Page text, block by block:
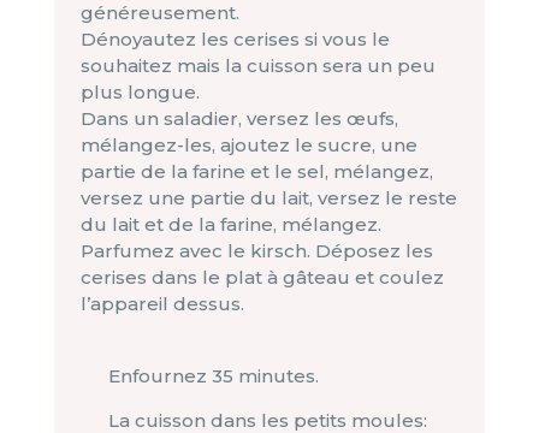
généreusement.
Dénoyautez les cerises si vous le
souhaitez mais la cuisson sera un peu
plus longue.
Dans un saladier, versez les œufs,
mélangez-les, ajoutez le sucre, une
partie de la farine et le sel, mélangez,
versez une partie du lait, versez le reste
du lait et de la farine, mélangez.
Parfumez avec le kirsch. Déposez les
cerises dans le plat à gâteau et coulez
l’appareil dessus.
Enfournez 35 minutes.
La cuisson dans les petits moules: